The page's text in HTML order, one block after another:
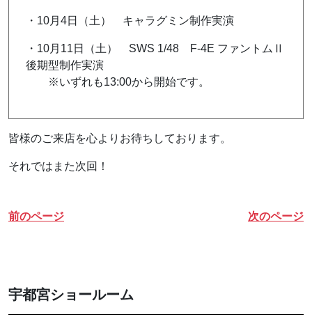
・10月4日（土） キャラグミン制作実演
・10月11日（土） SWS 1/48 F-4E ファントムⅡ
後期型制作実演
※いずれも13:00から開始です。
皆様のご来店を心よりお待ちしております。
それではまた次回！
前のページ 次のページ
宇都宮ショールーム